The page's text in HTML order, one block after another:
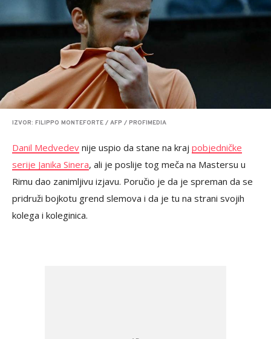
IZVOR: FILIPPO MONTEFORTE / AFP / PROFIMEDIA
Danil Medvedev nije uspio da stane na kraj pobjedničke
serije Janika Sinera, ali je poslije tog meča na Mastersu u
Rimu dao zanimljivu izjavu. Poručio je da je spreman da se
pridruži bojkotu grend slemova i da je tu na strani svojih
kolega i koleginica.